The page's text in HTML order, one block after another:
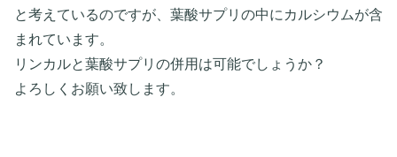
と考えているのですが、葉酸サプリの中にカルシウムが含
まれています。
リンカルと葉酸サプリの併用は可能でしょうか？
よろしくお願い致します。